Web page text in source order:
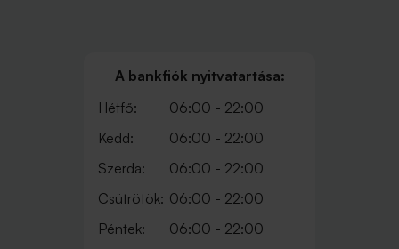
A bankfiók nyitvatartása:
Hétfő:
06:00 - 22:00
Kedd:
06:00 - 22:00
Szerda:
06:00 - 22:00
Csütrötök: 06:00 - 22:00
Péntek:
06:00 - 22:00